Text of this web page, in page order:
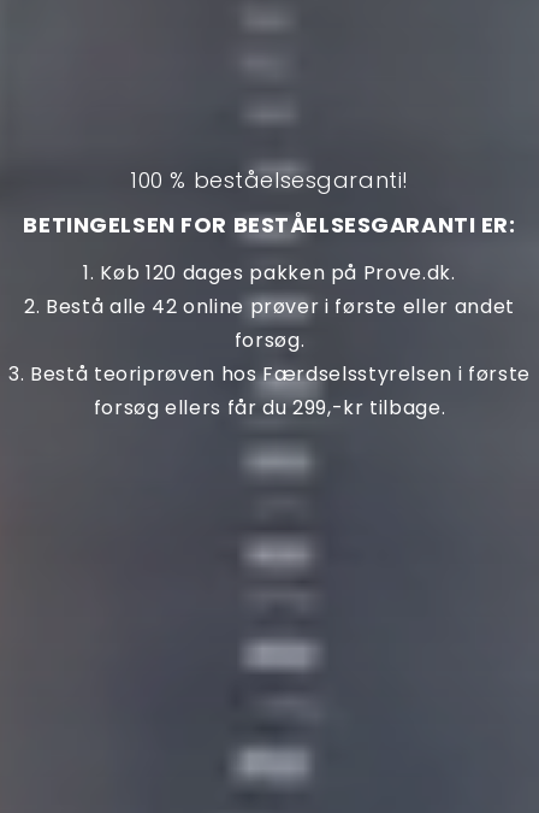
100 % beståelsesgaranti!
BETINGELSEN FOR BESTÅELSESGARANTI ER:
1. Køb 120 dages pakken på Prove.dk.
2. Bestå alle 42 online prøver i første eller andet
forsøg.
3. Bestå teoriprøven hos Færdselsstyrelsen i første
forsøg ellers får du 299,-kr tilbage.